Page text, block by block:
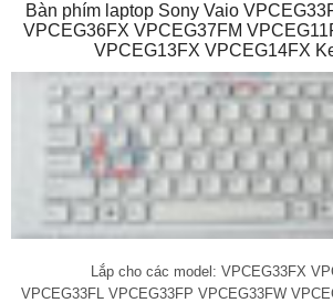
Bàn phím laptop Sony Vaio
VPCEG36FX VPCEG37FM
VPCEG13FX VPCEG14FX
Lắp cho các model: VPCEG33FX
VPCEG33FL VPCEG33FP VPCEG33FW